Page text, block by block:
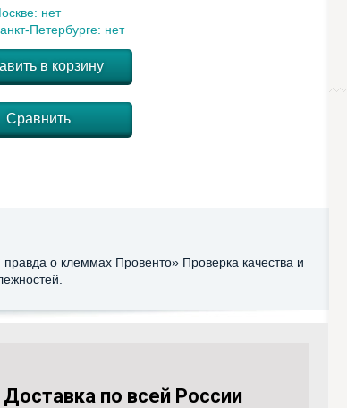
нет
Петербурге: нет
в корзину
Сравнить
о клеммах Провенто» Проверка качества и
Доставка по всей России